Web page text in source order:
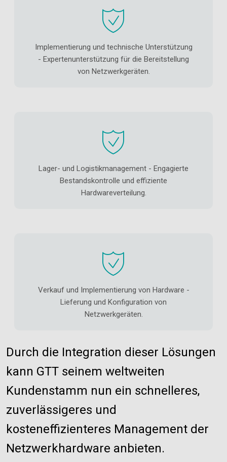
Implementierung und technische Unterstützung
- Expertenunterstützung für die Bereitstellung
von Netzwerkgeräten.
Lager- und Logistikmanagement - Engagierte
Bestandskontrolle und effiziente
Hardwareverteilung.
Verkauf und Implementierung von Hardware -
Lieferung und Konfiguration von
Netzwerkgeräten.
Durch die Integration dieser Lösungen
kann GTT seinem weltweiten
Kundenstamm nun ein schnelleres,
zuverlässigeres und
kosteneffizienteres Management der
Netzwerkhardware anbieten.